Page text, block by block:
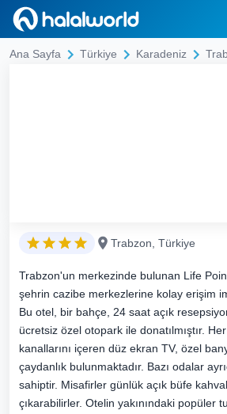
Ana Sayfa Türkiye Karadeniz
Trabzon, Türkiye
Trabzon'un merkezinde bulunan Life
şehrin cazibe merkezlerine kolay erişim
Bu otel, bir bahçe, 24 saat açık
ücretsiz özel otopark ile donatılmıştır.
kanallarını içeren düz ekran TV, özel
çaydanlık bulunmaktadır. Bazı odalar
sahiptir. Misafirler günlük açık büfe
çıkarabilirler. Otelin yakınındaki popüler